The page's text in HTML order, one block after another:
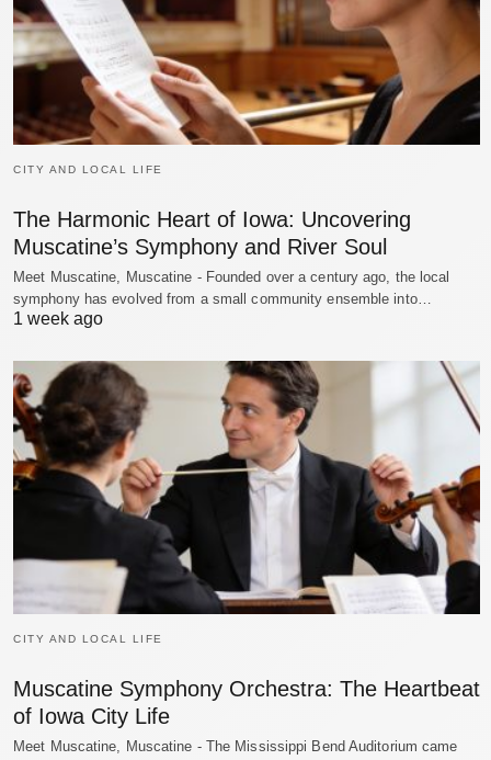
CITY AND LOCAL LIFE
The Harmonic Heart of Iowa: Uncovering
Muscatine’s Symphony and River Soul
Meet Muscatine, Muscatine - Founded over a century ago, the local
symphony has evolved from a small community ensemble into…
1 week ago
CITY AND LOCAL LIFE
Muscatine Symphony Orchestra: The Heartbeat
of Iowa City Life
Meet Muscatine, Muscatine - The Mississippi Bend Auditorium came